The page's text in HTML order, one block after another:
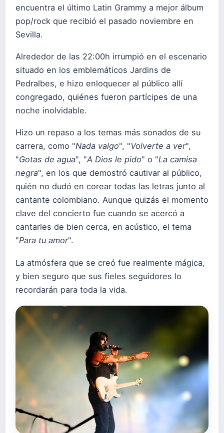
encuentra el último Latin Grammy a mejor álbum
pop/rock que recibió el pasado noviembre en
Sevilla.
Alrededor de las 22:00h irrumpió en el escenario
situado en los emblemáticos Jardins de
Pedralbes, e hizo enloquecer al público allí
congregado, quiénes fueron partícipes de una
noche inolvidable.
Hizo un repaso a los temas más sonados de su
carrera, como "Nada valgo", "Volverte a ver",
"Gotas de agua", "A Dios le pido" o "La camisa
negra", en los que demostró cautivar al público,
quién no dudó en corear todas las letras junto al
cantante colombiano. Aunque quizás el momento
clave del concierto fue cuando se acercó a
cantarles de bien cerca, en acústico, el tema
"Para tu amor".
La atmósfera que se creó fue realmente mágica,
y bien seguro que sus fieles seguidores lo
recordarán para toda la vida.